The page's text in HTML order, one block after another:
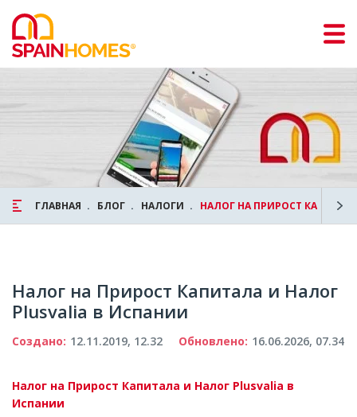
ГЛАВНАЯ БЛОГ НАЛОГИ НАЛОГ НА ПРИРОСТ
Налог на Прирост Капитала и Налог
Plusvalia в Испании
Создано: 12.11.2019, 12.32 Обновлено: 16.06.2026, 07.34
Налог на Прирост Капитала и Налог Plusvalia в
Испании